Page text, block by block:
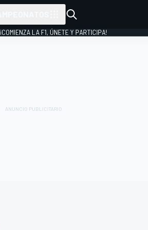
¡COMIENZA LA F1, ÚNETE Y PARTICIPA!